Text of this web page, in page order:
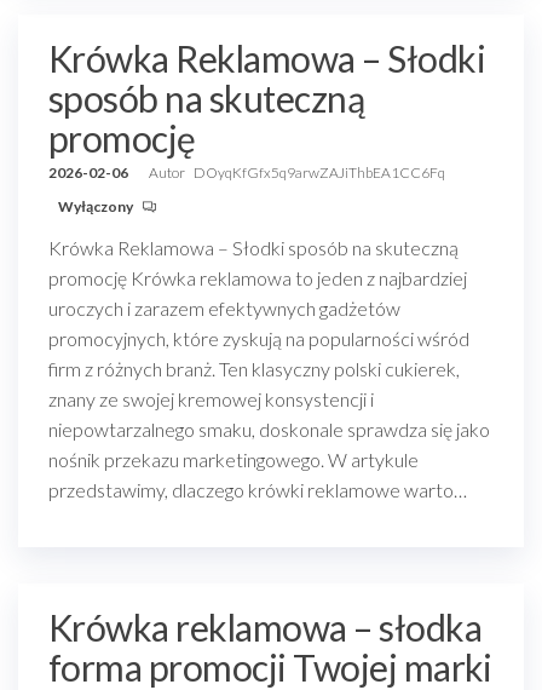
Krówka Reklamowa – Słodki
sposób na skuteczną
promocję
2026-02-06 Autor DOyqKfGfx5q9arwZAJiThbEA1CC6Fq
Wyłączony
Krówka Reklamowa – Słodki sposób na skuteczną
promocję Krówka reklamowa to jeden z najbardziej
uroczych i zarazem efektywnych gadżetów
promocyjnych, które zyskują na popularności wśród
firm z różnych branż. Ten klasyczny polski cukierek,
znany ze swojej kremowej konsystencji i
niepowtarzalnego smaku, doskonale sprawdza się jako
nośnik przekazu marketingowego. W artykule
przedstawimy, dlaczego krówki reklamowe warto…
Krówka reklamowa – słodka
forma promocji Twojej marki